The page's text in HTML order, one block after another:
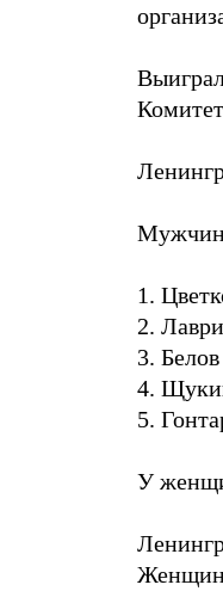
1.
2.
3.
4.
5.
У